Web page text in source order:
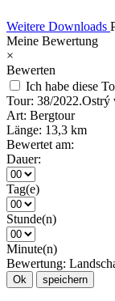
Weitere Downloads
Meine Bewertung
×
Bewerten
Ich habe diese
Tour: 38/2022.Ostrý
Art: Bergtour
Länge: 13,3 km
Bewertet am:
Dauer:
Tag(e)
Stunde(n)
Minute(n)
Bewertung:
Ok speichern